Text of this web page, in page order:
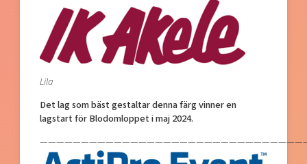
Lila
Det lag som bäst gestaltar denna färg vinner en
lagstart för Blodomloppet i maj 2024.